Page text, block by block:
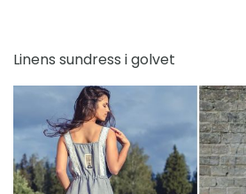
Linens sundress i golvet